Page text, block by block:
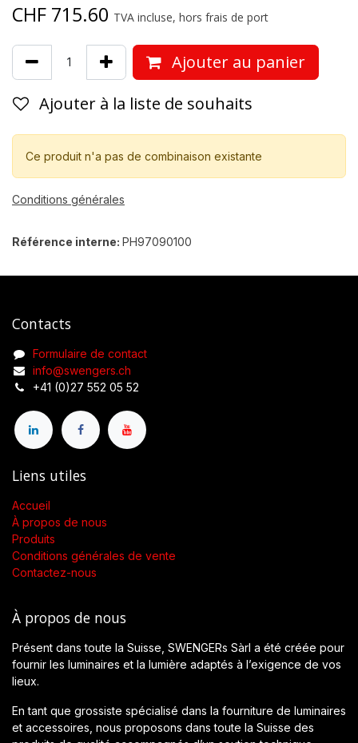
CHF 715.60 TVA incluse, hors frais de port
Ajouter au panier
Ajouter à la liste de souhaits
Ce produit n'a pas de combinaison existante
Conditions générales
Référence interne: PH97090100
Contacts
Formulaire de contact
info@swengers.ch
+41 (0)27 552 05 52
Liens utiles
Accueil
À propos de nous
Produits
Conditions générales de vente
Contactez-nous
À propos de nous
Présent dans toute la Suisse, SWENGERs Sàrl a été créée pour
fournir les luminaires et la lumière adaptés à l’exigence de vos
lieux.
En tant que grossiste spécialisé dans la fourniture de luminaires
et accessoires, nous proposons dans toute la Suisse des